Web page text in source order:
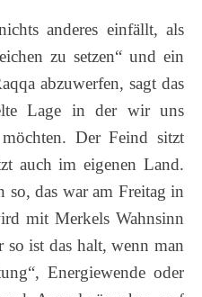
anderes einfällt, als
zu setzen“ und ein
abzuwerfen, sagt das
Lage in der wir uns
Der Feind sitzt
auch im eigenen Land.
das war am Freitag in
mit Merkels Wahnsinn
so ist das halt, wenn man
Energiewende oder